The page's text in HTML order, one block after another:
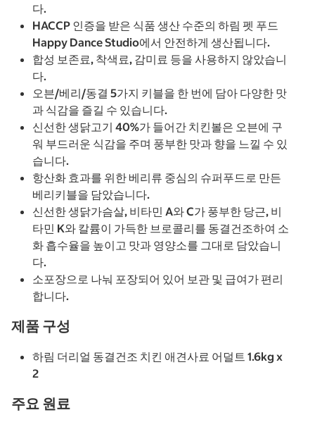
다.
HACCP 인증을 받은 식품 생산 수준의 하림 펫 푸드
Happy Dance Studio에서 안전하게 생산됩니다.
합성 보존료, 착색료, 감미료 등을 사용하지 않았습니
다.
오븐/베리/동결 5가지 키블을 한 번에 담아 다양한 맛
과 식감을 즐길 수 있습니다.
신선한 생닭고기 40%가 들어간 치킨볼은 오븐에 구
워 부드러운 식감을 주며 풍부한 맛과 향을 느낄 수 있
습니다.
항산화 효과를 위한 베리류 중심의 슈퍼푸드로 만든
베리키블을 담았습니다.
신선한 생닭가슴살, 비타민 A와 C가 풍부한 당근, 비
타민 K와 칼륨이 가득한 브로콜리를 동결건조하여 소
화 흡수율을 높이고 맛과 영양소를 그대로 담았습니
다.
소포장으로 나눠 포장되어 있어 보관 및 급여가 편리
합니다.
제품 구성
하림 더리얼 동결건조 치킨 애견사료 어덜트 1.6kg x
2
주요 원료